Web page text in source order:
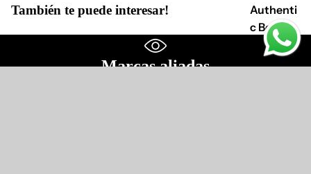
Authenti
c Beauty
Concept
Hidrataci
También te puede interesar!
Marcas aliadas